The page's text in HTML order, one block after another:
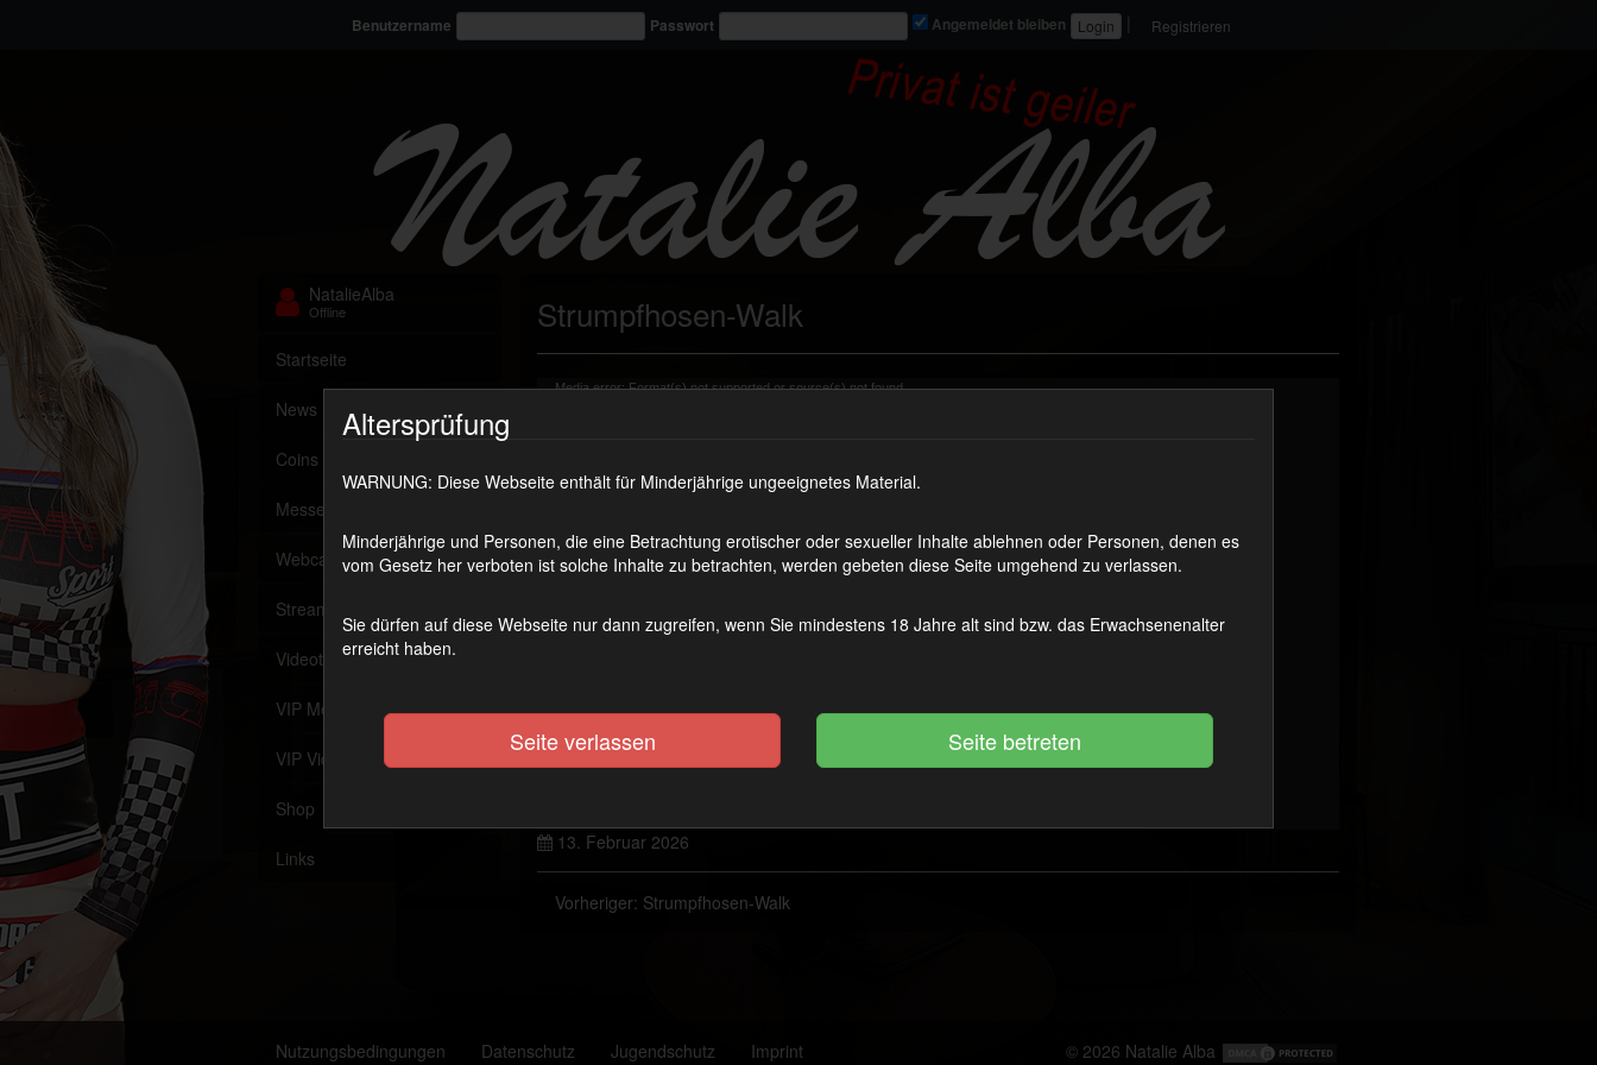
Benutzername Passwort Angemeldet bleiben Registrieren
NatalieAlba
Offline
Startseite
News
Coins aufladen
Messenger
Webcam Offline
Streaming (VoD)
Videothek
VIP Member werden
VIP Videothek
Shop
Links
Strumpfhosen-Walk
Video-
Media error: Format(s) not supported or source(s) not found
13. Februar 2026
Vorheriger: Strumpfhosen-Walk
Nutzungsbedingungen Datenschutz Jugendschutz Imprint © 2026 Natalie Alba
Altersprüfung
WARNUNG: Diese Webseite enthält für Minderjährige ungeeignetes Material.
Minderjährige und Personen, die eine Betrachtung erotischer oder sexueller Inhalte ablehnen oder Personen, denen es
vom Gesetz her verboten ist solche Inhalte zu betrachten, werden gebeten diese Seite umgehend zu verlassen.
Sie dürfen auf diese Webseite nur dann zugreifen, wenn Sie mindestens 18 Jahre alt sind bzw. das Erwachsenenalter
erreicht haben.
Seite verlassen